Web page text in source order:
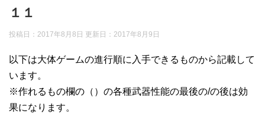
１１
投稿日：2017年8月8日 更新日： 2017年8月9日
以下は大体ゲームの進行順に入手できるものから記載して
います。
※作れるもの欄の（）の各種武器性能の最後の/の後は効
果になります。